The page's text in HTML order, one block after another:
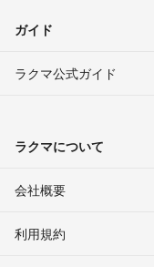
ガイド
ラクマ公式ガイド
ラクマについて
会社概要
利用規約